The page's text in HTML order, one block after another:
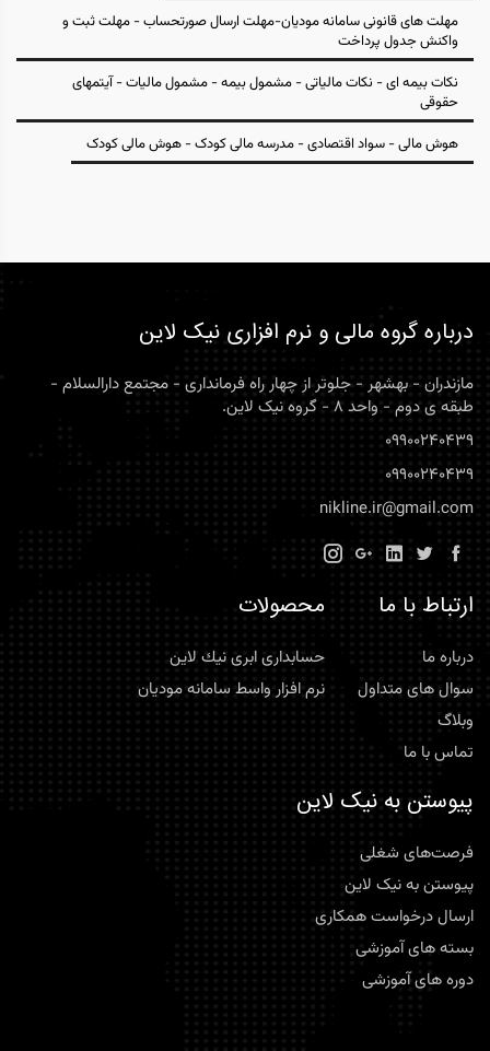
مهلت های قانونی سامانه مودیان-مهلت ارسال صورتحساب - مهلت ثبت و
واکنش جدول پرداخت
نکات بیمه ای - نکات مالیاتی - مشمول بیمه - مشمول مالیات - آیتمهای
حقوقی
هوش مالی - سواد اقتصادی - مدرسه مالی کودک - هوش مالی کودک
درباره گروه مالی و نرم افزاری نیک لاین
مازندران - بهشهر - جلوتر از چهار راه فرمانداری - مجتمع دارالسلام -
طبقه ی دوم - واحد 8 - گروه نیک لاین.
09900240439
09900240439
nikline.ir@gmail.com
ارتباط با ما
درباره ما
سوال های متداول
وبلاگ
تماس با ما
محصولات
حسابداری ابری نيك لاين
نرم افزار واسط سامانه موديان
پیوستن به نیک لاین
فرصت‌های شغلی
پیوستن به نیک لاین
ارسال درخواست همکاری
بسته های آموزشی
دوره های آموزشی